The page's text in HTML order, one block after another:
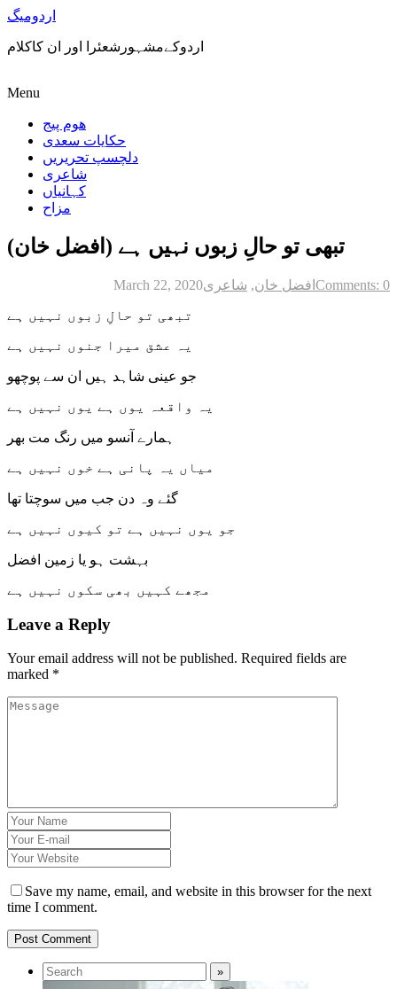
اردومیگ
اردوکےمشہورشعئرا اور ان کاکلام
Menu
ھوم پیج
حکایات سعدی
دلچسپ تحریریں
شاعری
کہانیاں
مزاح
تبھی تو حالِ زبوں نہیں ہے (افضل خان)
March 22, 2020 افضل خان, شاعری
Comments: 0
تبھی تو حالِ زبوں نہیں ہے
یہ عشق میرا جنوں نہیں ہے
جو عینی شاہد ہیں ان سے پوچھو
یہ واقعہ یوں ہے یوں نہیں ہے
ہمارے آنسو میں رنگ مت بھر
میاں یہ پانی ہے خوں نہیں ہے
گئے وہ دن جب میں سوچتا تھا
جو یوں نہیں ہے تو کیوں نہیں ہے
بہشت ہو یا زمین افضل
مجھے کہیں بھی سکوں نہیں ہے
Leave a Reply
Your email address will not be published. Required fields are
marked *
Save my name, email, and website in this browser for the next
time I comment.